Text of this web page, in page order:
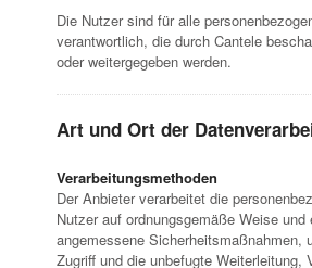
Die Nutzer sind für alle
verantwortlich, die durch Cantele
oder weitergegeben werden.
Art und Ort der
Verarbeitungsmethoden
Der Anbieter verarbeitet die
Nutzer auf ordnungsgemäße Weise und
angemessene Sicherheitsmaßnahmen,
Zugriff und die unbefugte Weiterleitung,